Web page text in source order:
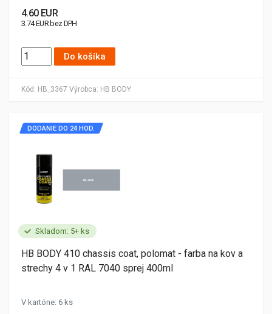
Kód: HB_3367 Výrobca: HB BODY
4.60 EUR
3.74 EUR bez DPH
Do košíka
Skladom: 5+ ks
DODANIE DO 24 HOD.
HB BODY 410 chassis coat, polomat - farba na kov a
strechy 4 v 1 RAL 7040 sprej 400ml
V kartóne: 6 ks